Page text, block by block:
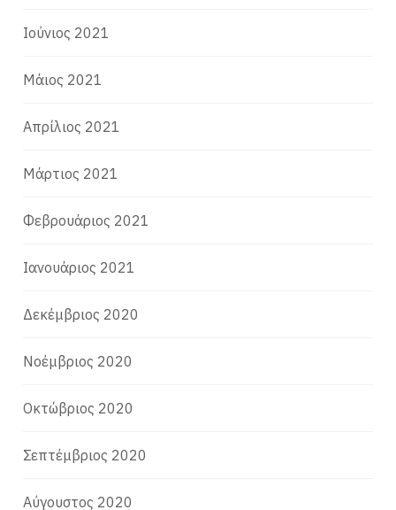
Ιούνιος 2021
Μάιος 2021
Απρίλιος 2021
Μάρτιος 2021
Φεβρουάριος 2021
Ιανουάριος 2021
Δεκέμβριος 2020
Νοέμβριος 2020
Οκτώβριος 2020
Σεπτέμβριος 2020
Αύγουστος 2020